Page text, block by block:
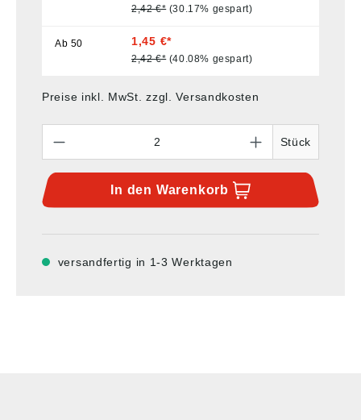
2,42 €* (30.17% gespart)
Ab 50 1,45 €*
2,42 €* (40.08% gespart)
Preise inkl. MwSt. zzgl. Versandkosten
Stück
In den Warenkorb
versandfertig in 1-3 Werktagen